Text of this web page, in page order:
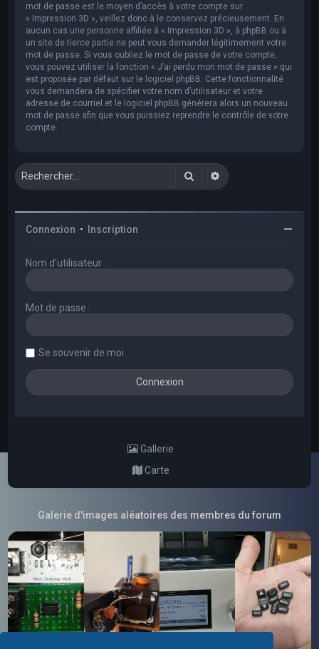
mot de passe est le moyen d’accès à votre compte sur
« Impression 3D », veillez donc à le conservez précieusement. En
aucun cas une personne affiliée à « Impression 3D », à phpBB ou à
un site de tierce partie ne peut vous demander légitimement votre
mot de passe. Si vous oubliez le mot de passe de votre compte,
vous pouvez utiliser la fonction « J’ai perdu mon mot de passe » qui
est proposée par défaut sur le logiciel phpBB. Cette fonctionnalité
vous demandera de spécifier votre nom d’utilisateur et votre
adresse de courriel et le logiciel phpBB générera alors un nouveau
mot de passe afin que vous puissiez reprendre le contrôle de votre
compte.
RechercherRecherche avancée
Connexion • Inscription
Nom d’utilisateur :
Mot de passe :
Se souvenir de moi
Gallerie
Carte
Galerie d'images aléatoires des membres du forum